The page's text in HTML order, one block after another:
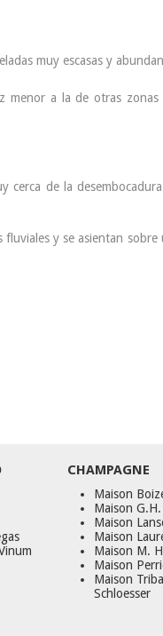
muy escasas y
menor a la de otras
cerca de la
y se asientan
CHAMPAGNE
Maison
Maison
Maison
Maison
Maison M.
Maison
Maison
Schloesser